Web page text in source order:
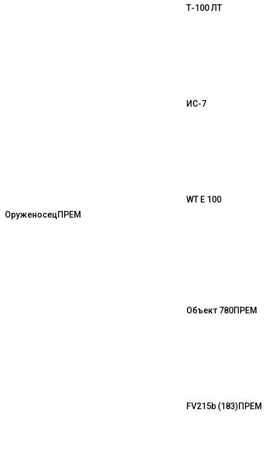
Т-100 ЛТ
ИС-7
WT E 100
ОруженосецПРЕМ
Объект 780ПРЕМ
FV215b (183)ПРЕМ